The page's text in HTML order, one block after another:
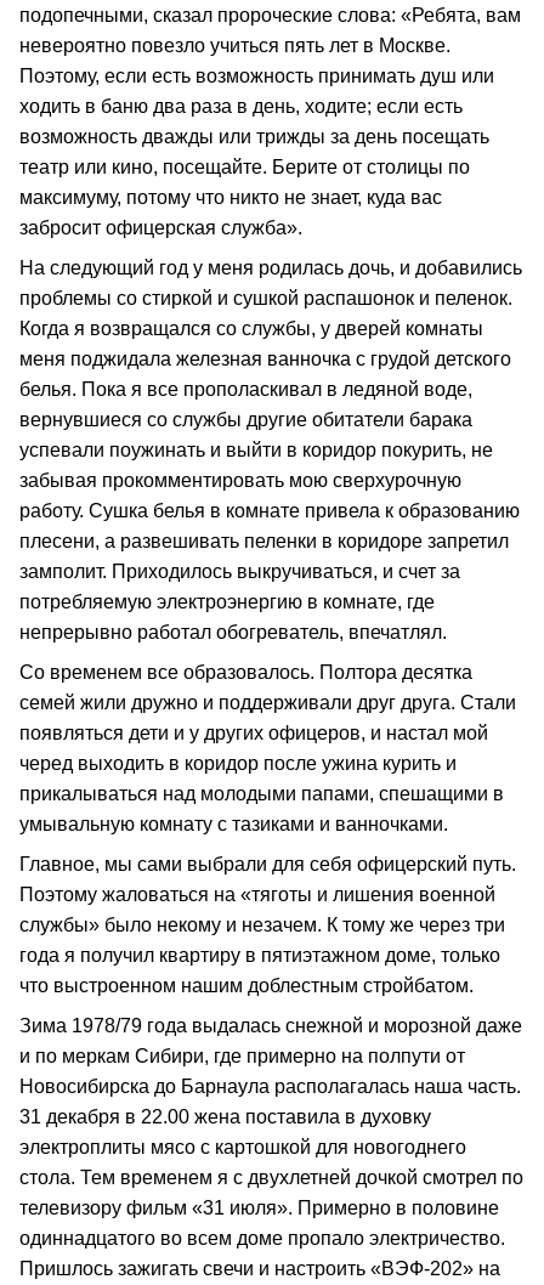
подопечными, сказал пророческие слова: «Ребята, вам
невероятно повезло учиться пять лет в Москве.
Поэтому, если есть возможность принимать душ или
ходить в баню два раза в день, ходите; если есть
возможность дважды или трижды за день посещать
театр или кино, посещайте. Берите от столицы по
максимуму, потому что никто не знает, куда вас
забросит офицерская служба».
На следующий год у меня родилась дочь, и добавились
проблемы со стиркой и сушкой распашонок и пеленок.
Когда я возвращался со службы, у дверей комнаты
меня поджидала железная ванночка с грудой детского
белья. Пока я все прополаскивал в ледяной воде,
вернувшиеся со службы другие обитатели барака
успевали поужинать и выйти в коридор покурить, не
забывая прокомментировать мою сверхурочную
работу. Сушка белья в комнате привела к образованию
плесени, а развешивать пеленки в коридоре запретил
замполит. Приходилось выкручиваться, и счет за
потребляемую электроэнергию в комнате, где
непрерывно работал обогреватель, впечатлял.
Со временем все образовалось. Полтора десятка
семей жили дружно и поддерживали друг друга. Стали
появляться дети и у других офицеров, и настал мой
черед выходить в коридор после ужина курить и
прикалываться над молодыми папами, спешащими в
умывальную комнату с тазиками и ванночками.
Главное, мы сами выбрали для себя офицерский путь.
Поэтому жаловаться на «тяготы и лишения военной
службы» было некому и незачем. К тому же через три
года я получил квартиру в пятиэтажном доме, только
что выстроенном нашим доблестным стройбатом.
Зима 1978/79 года выдалась снежной и морозной даже
и по меркам Сибири, где примерно на полпути от
Новосибирска до Барнаула располагалась наша часть.
31 декабря в 22.00 жена поставила в духовку
электроплиты мясо с картошкой для новогоднего
стола. Тем временем я с двухлетней дочкой смотрел по
телевизору фильм «31 июля». Примерно в половине
одиннадцатого во всем доме пропало электричество.
Пришлось зажигать свечи и настроить «ВЭФ-202» на